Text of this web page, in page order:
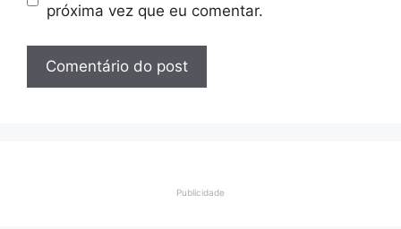
próxima vez que eu comentar.
Publicidade